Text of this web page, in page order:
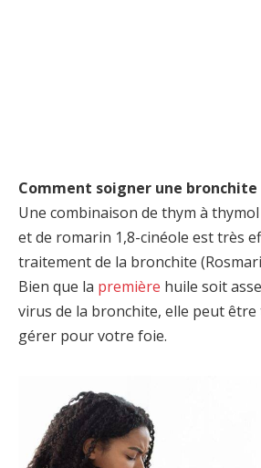
Comment soigner une
Une combinaison de thym à
et de romarin 1,8-cinéole est très
traitement de la bronchite
Bien que la première huile soit
virus de la bronchite, elle peut
gérer pour votre foie.